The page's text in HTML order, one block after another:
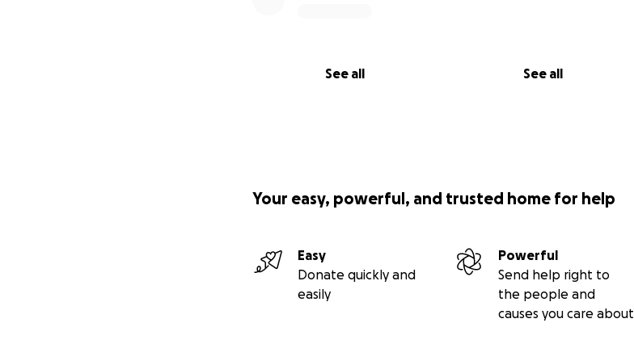
See all See all
Your easy, powerful, and trusted home for help
Easy
Donate quickly and
easily
Powerful
Send help right to
the people and
causes you care about